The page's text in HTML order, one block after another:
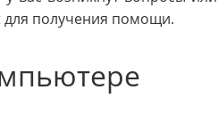
для получения помощи.